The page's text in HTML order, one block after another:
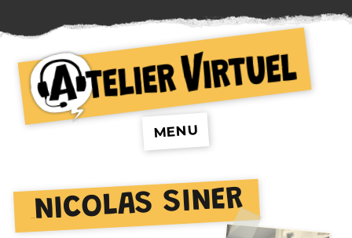
Atelier VirtuelMENU
NICOLAS SINER